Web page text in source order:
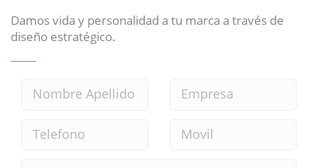
Damos vida y personalidad a tu marca a través de
diseño estratégico.